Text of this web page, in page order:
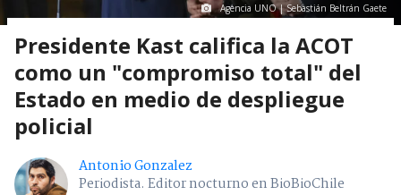
Agencia UNO | Sebastián Beltrán Gaete
Presidente Kast califica la ACOT
como un "compromiso total" del
Estado en medio de despliegue
policial
Antonio Gonzalez
Periodista. Editor nocturno en BioBioChile